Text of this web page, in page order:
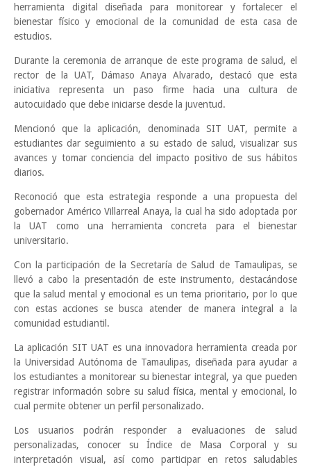
herramienta digital diseñada para monitorear y fortalecer el
bienestar físico y emocional de la comunidad de esta casa de
estudios.
Durante la ceremonia de arranque de este programa de salud, el
rector de la UAT, Dámaso Anaya Alvarado, destacó que esta
iniciativa representa un paso firme hacia una cultura de
autocuidado que debe iniciarse desde la juventud.
Mencionó que la aplicación, denominada SIT UAT, permite a
estudiantes dar seguimiento a su estado de salud, visualizar sus
avances y tomar conciencia del impacto positivo de sus hábitos
diarios.
Reconoció que esta estrategia responde a una propuesta del
gobernador Américo Villarreal Anaya, la cual ha sido adoptada por
la UAT como una herramienta concreta para el bienestar
universitario.
Con la participación de la Secretaría de Salud de Tamaulipas, se
llevó a cabo la presentación de este instrumento, destacándose
que la salud mental y emocional es un tema prioritario, por lo que
con estas acciones se busca atender de manera integral a la
comunidad estudiantil.
La aplicación SIT UAT es una innovadora herramienta creada por
la Universidad Autónoma de Tamaulipas, diseñada para ayudar a
los estudiantes a monitorear su bienestar integral, ya que pueden
registrar información sobre su salud física, mental y emocional, lo
cual permite obtener un perfil personalizado.
Los usuarios podrán responder a evaluaciones de salud
personalizadas, conocer su Índice de Masa Corporal y su
interpretación visual, así como participar en retos saludables